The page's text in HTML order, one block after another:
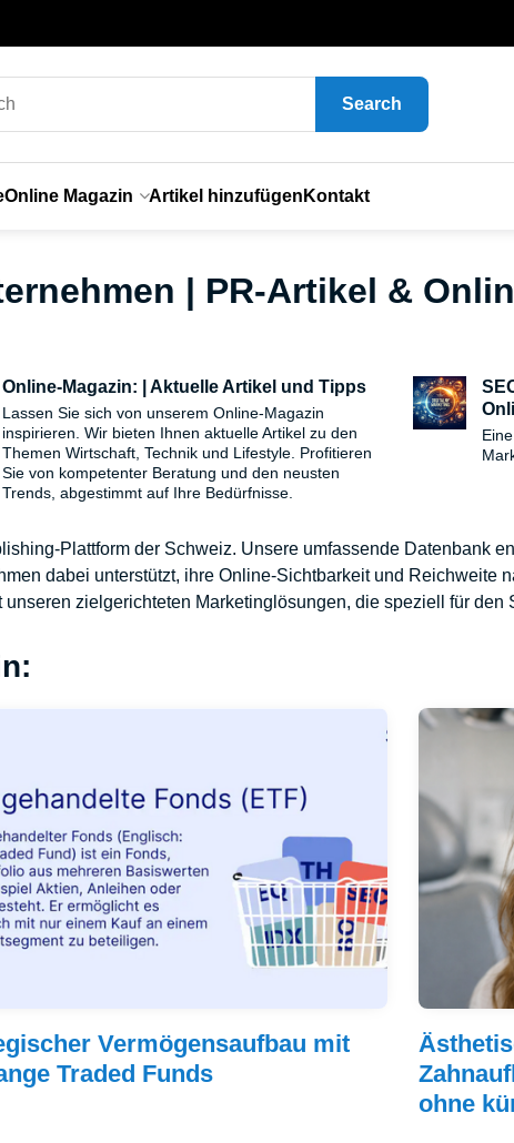
Search
Online Magazin Artikel hinzufügen Kontakt
| PR-Artikel &
Online-Magazin: | Aktuelle Artikel und Tipps
Lassen Sie sich von unserem Online-Magazin
inspirieren. Wir bieten Ihnen aktuelle Artikel zu den
Themen Wirtschaft, Technik und Lifestyle. Profitieren
Sie von kompetenter Beratung und den neusten
Trends, abgestimmt auf Ihre Bedürfnisse.
Plattform der Schweiz. Unsere umfassende Datenbank
dabei unterstützt, ihre Online-Sichtbarkeit und Reichweite
zielgerichteten Marketinglösungen, die speziell für den
Vermögensaufbau mit
Traded Funds
ohne